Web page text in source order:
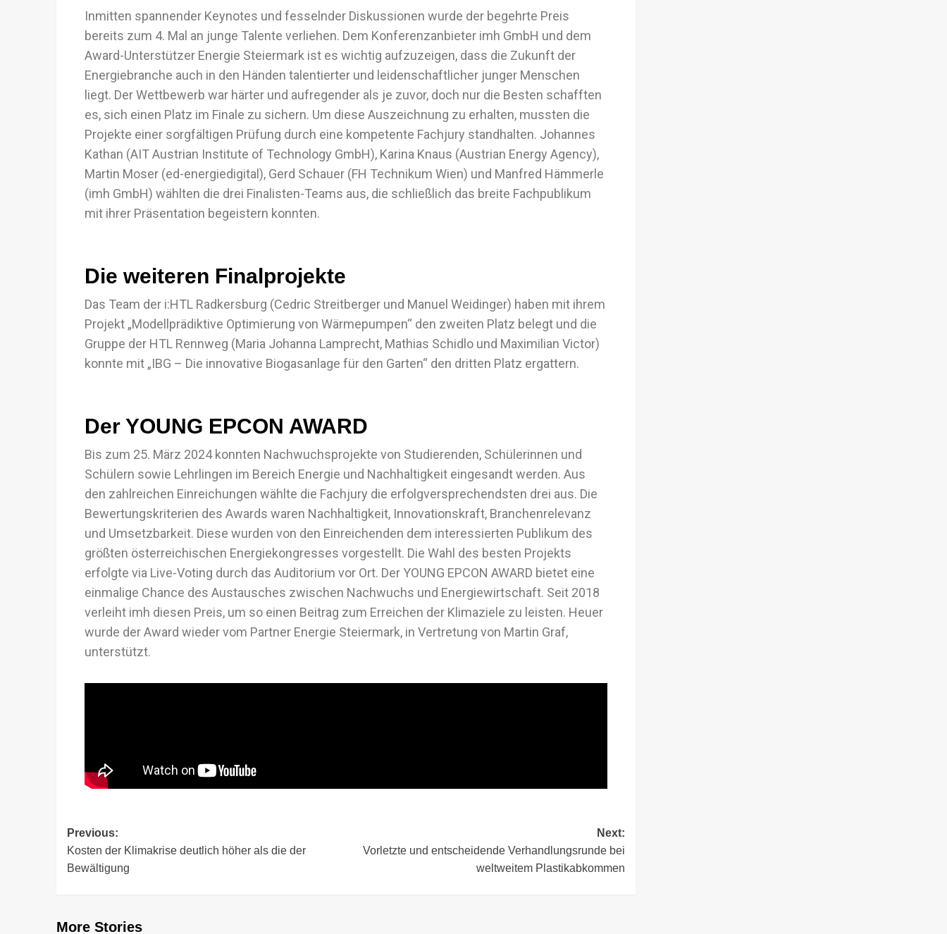
Inmitten spannender Keynotes und fesselnder Diskussionen wurde der begehrte Preis
bereits zum 4. Mal an junge Talente verliehen. Dem Konferenzanbieter imh GmbH und dem
Award-Unterstützer Energie Steiermark ist es wichtig aufzuzeigen, dass die Zukunft der
Energiebranche auch in den Händen talentierter und leidenschaftlicher junger Menschen
liegt. Der Wettbewerb war härter und aufregender als je zuvor, doch nur die Besten schafften
es, sich einen Platz im Finale zu sichern. Um diese Auszeichnung zu erhalten, mussten die
Projekte einer sorgfältigen Prüfung durch eine kompetente Fachjury standhalten. Johannes
Kathan (AIT Austrian Institute of Technology GmbH), Karina Knaus (Austrian Energy Agency),
Martin Moser (ed-energiedigital), Gerd Schauer (FH Technikum Wien) und Manfred Hämmerle
(imh GmbH) wählten die drei Finalisten-Teams aus, die schließlich das breite Fachpublikum
mit ihrer Präsentation begeistern konnten.
Die weiteren Finalprojekte
Das Team der i:HTL Radkersburg (Cedric Streitberger und Manuel Weidinger) haben mit ihrem
Projekt „Modellprädiktive Optimierung von Wärmepumpen“ den zweiten Platz belegt und die
Gruppe der HTL Rennweg (Maria Johanna Lamprecht, Mathias Schidlo und Maximilian Victor)
konnte mit „IBG – Die innovative Biogasanlage für den Garten“ den dritten Platz ergattern.
Der YOUNG EPCON AWARD
Bis zum 25. März 2024 konnten Nachwuchsprojekte von Studierenden, Schülerinnen und
Schülern sowie Lehrlingen im Bereich Energie und Nachhaltigkeit eingesandt werden. Aus
den zahlreichen Einreichungen wählte die Fachjury die erfolgversprechendsten drei aus. Die
Bewertungskriterien des Awards waren Nachhaltigkeit, Innovationskraft, Branchenrelevanz
und Umsetzbarkeit. Diese wurden von den Einreichenden dem interessierten Publikum des
größten österreichischen Energiekongresses vorgestellt. Die Wahl des besten Projekts
erfolgte via Live-Voting durch das Auditorium vor Ort. Der YOUNG EPCON AWARD bietet eine
einmalige Chance des Austausches zwischen Nachwuchs und Energiewirtschaft. Seit 2018
verleiht imh diesen Preis, um so einen Beitrag zum Erreichen der Klimaziele zu leisten. Heuer
wurde der Award wieder vom Partner Energie Steiermark, in Vertretung von Martin Graf,
unterstützt.
Previous:
Kosten der Klimakrise deutlich höher als die der
Bewältigung
Next:
Vorletzte und entscheidende Verhandlungsrunde bei
weltweitem Plastikabkommen
More Stories